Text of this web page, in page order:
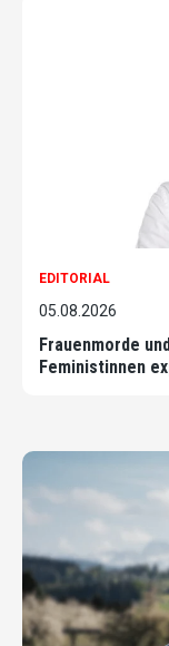
EDITORIAL
05.08.2026
Frauenmorde
Feministinnen